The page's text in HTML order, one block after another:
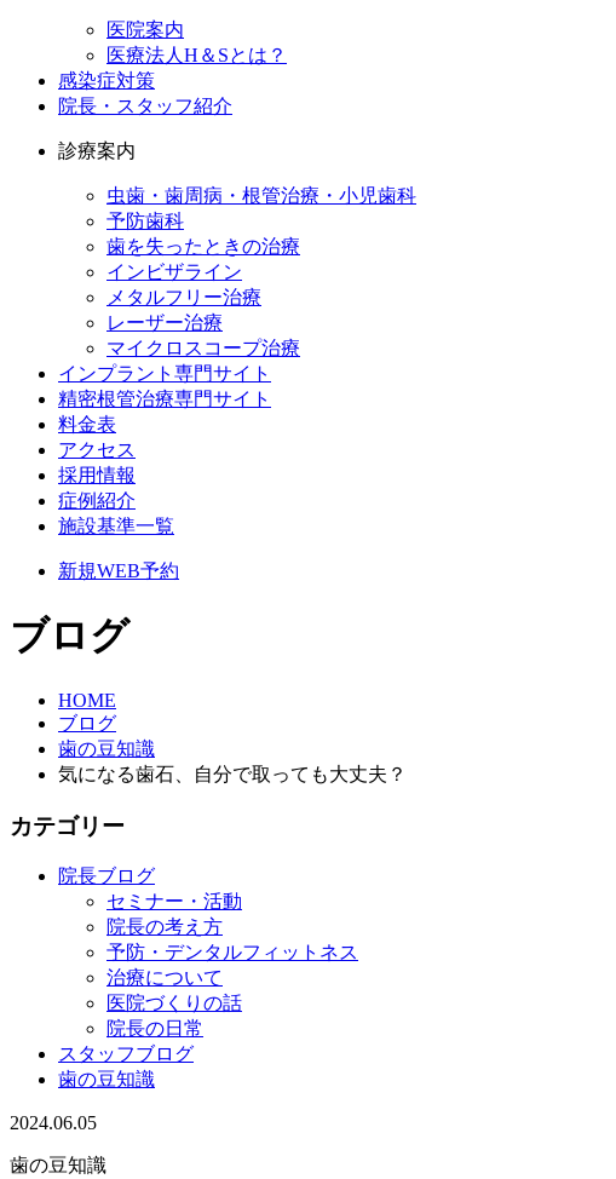
医院案内
医療法人H＆Sとは？
感染症対策
院長・スタッフ紹介
診療案内
虫歯・歯周病・根管治療・小児歯科
予防歯科
歯を失ったときの治療
インビザライン
メタルフリー治療
レーザー治療
マイクロスコープ治療
インプラント専門サイト
精密根管治療専門サイト
料金表
アクセス
採用情報
症例紹介
施設基準一覧
新規WEB予約
ブログ
HOME
ブログ
歯の豆知識
気になる歯石、自分で取っても大丈夫？
カテゴリー
院長ブログ
セミナー・活動
院長の考え方
予防・デンタルフィットネス
治療について
医院づくりの話
院長の日常
スタッフブログ
歯の豆知識
2024.06.05
歯の豆知識